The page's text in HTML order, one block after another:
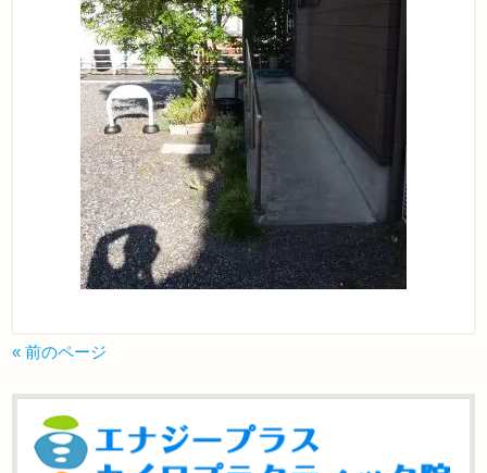
« 前のページ